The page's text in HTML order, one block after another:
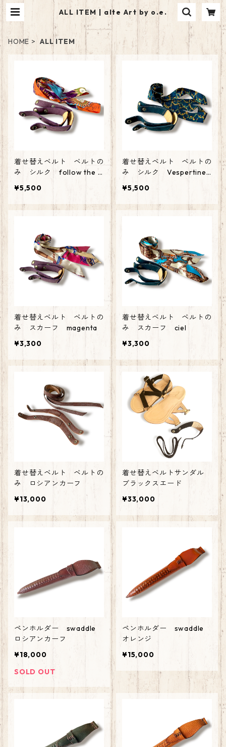
ALL ITEM | alte Art by o.e.
HOME ALL ITEM
着せ替えベルト ベルトの
み シルク follow the s
¥5,500
着せ替えベルト ベルトの
み シルク Vespertine
Link
¥5,500
着せ替えベルト ベルトの
み スカーフ magenta
¥3,300
着せ替えベルト ベルトの
み スカーフ ciel
¥3,300
着せ替えベルト ベルトの
み ロシアンカーフ
¥13,000
着せ替えベルトサンダル
ブラックスエード
¥33,000
ペンホルダー swaddle
ロシアンカーフ
¥18,000
SOLD OUT
ペンホルダー swaddle
オレンジ
¥15,000